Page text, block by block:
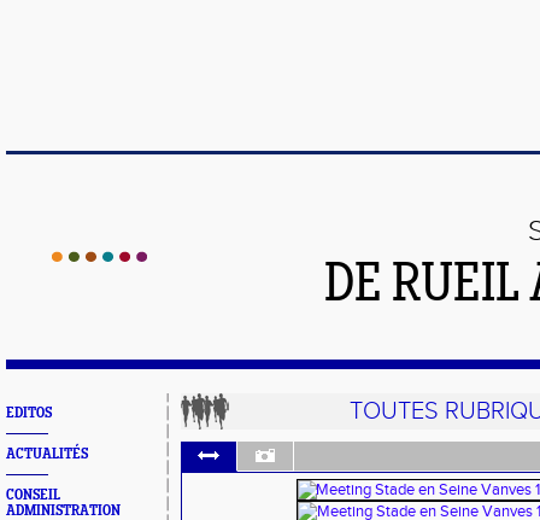
DE
EDITOS
ACTUALITÉS
CONSEIL
ADMINISTRATION
TOUTES